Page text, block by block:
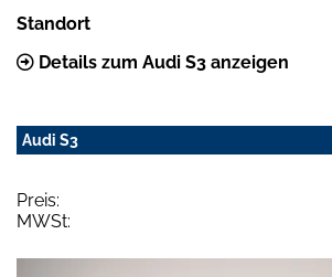
Standort
Details zum Audi S3 anzeigen
Audi S3
Preis:
MWSt: